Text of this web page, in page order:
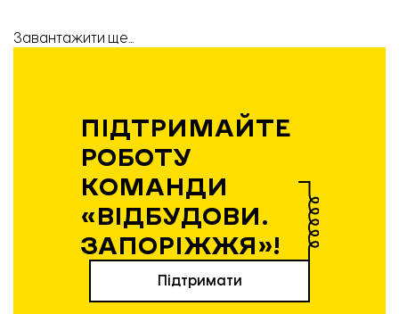
Завантажити ще...
ПІДТРИМАЙТЕ
РОБОТУ
КОМАНДИ
«ВІДБУДОВИ.
ЗАПОРІЖЖЯ»!
Підтримати